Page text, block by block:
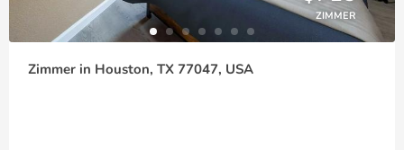
ZIMMER
Zimmer in Houston, TX 77047, USA